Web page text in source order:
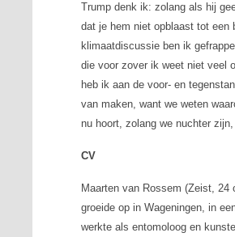
Trump denk ik: zolang als hij
dat je hem niet opblaast tot een
klimaatdiscussie ben ik
die voor zover ik weet niet veel
heb ik aan de voor- en
van maken, want we weten
nu hoort, zolang we nuchter
CV
Maarten van Rossem (Zeist, 24
groeide op in Wageningen, in
werkte als entomoloog en